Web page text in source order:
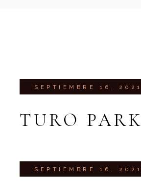
SEPTIEMBRE 16, 2021
TURO PARK
SEPTIEMBRE 16, 2021